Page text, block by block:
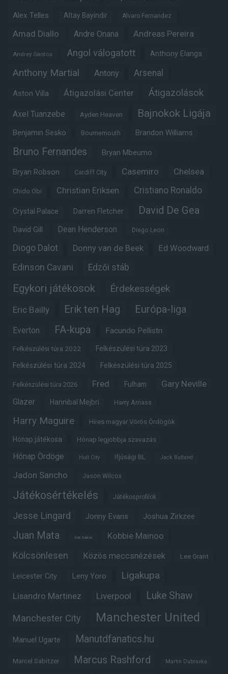
Alex Telles Altay Bayindir Alvaro Fernandez
Amad Diallo Andre Onana Andreas Pereira
Andrey Santos Angol válogatott Anthony Elanga
Anthony Martial Antony Arsenal
Aston Villa Átigazolási Center Átigazolások
Axel Tuanzebe Ayden Heaven Bajnokok Ligája
Benjamin Sesko Bournemouth Brandon Williams
Bruno Fernandes Bryan Mbeumo
Bryan Robson Cardiff City Casemiro Chelsea
Chido Obi Christian Eriksen Cristiano Ronaldo
Crystal Palace Darren Fletcher David De Gea
David Gill Dean Henderson Diego Leon
Diogo Dalot Donny van de Beek Ed Woodward
Edinson Cavani Edzői stáb
Egykori játékosok Érdekességek
Eric Bailly Erik ten Hag Európa-liga
Everton FA-kupa Facundo Pellistri
Felkészülési túra 2022 Felkészülési túra 2023
Felkészülési túra 2024 Felkészülési túra 2025
Felkészülési túra 2026 Fred Fulham Gary Neville
Glazer Hannibal Mejbri Harry Amass
Harry Maguire Híres magyar Vörös Ördögök
Hónap játékosa Hónap legjobbja szavazás
Hónap Ördöge Hull City Ifjúsági BL Jack Butland
Jadon Sancho Jason Wilcox
Játékosértékelés Játékosprofilok
Jesse Lingard Jonny Evans Joshua Zirkzee
Juan Mata Karl Darlow Kobbie Mainoo
Kölcsönlesen Közös meccsnézések Lee Grant
Leicester City Leny Yoro Ligakupa
Lisandro Martinez Liverpool Luke Shaw
Manchester City Manchester United
Manuel Ugarte Manutdfanatics.hu
Marcel Sabitzer Marcus Rashford Martin Dubravka